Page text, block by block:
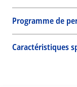
Programme de
Caractéristiques